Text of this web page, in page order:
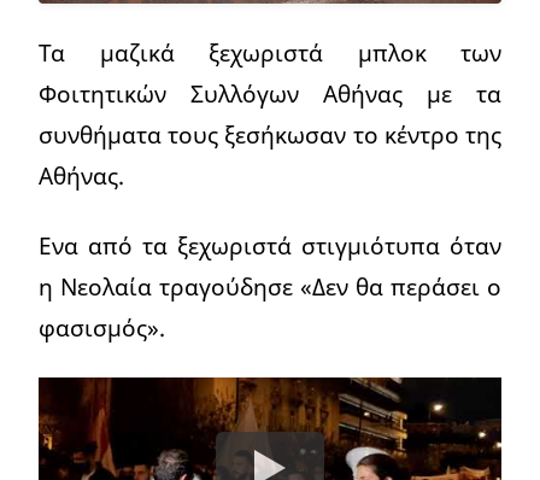
Τα μαζικά ξεχωριστά μπλοκ των
Φοιτητικών Συλλόγων Αθήνας με τα
συνθήματα τους ξεσήκωσαν το κέντρο της
Αθήνας.
Ενα από τα ξεχωριστά στιγμιότυπα όταν
η Νεολαία τραγούδησε «Δεν θα περάσει ο
φασισμός».